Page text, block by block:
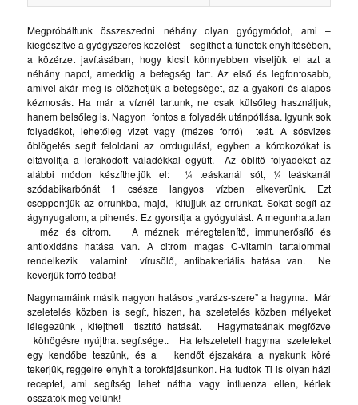
Megpróbáltunk összeszedni néhány olyan gyógymódot, ami –
kiegészítve a gyógyszeres kezelést – segíthet a tünetek enyhítésében,
a közérzet javításában, hogy kicsit könnyebben viseljük el azt a
néhány napot, ameddig a betegség tart. Az első és legfontosabb,
amivel akár meg is előzhetjük a betegséget, az a gyakori és alapos
kézmosás. Ha már a víznél tartunk, ne csak külsőleg használjuk,
hanem belsőleg is. Nagyon fontos a folyadék utánpótlása. Igyunk sok
folyadékot, lehetőleg vizet vagy (mézes forró) teát. A sósvizes
öblögetés segít feloldani az orrdugulást, egyben a kórokozókat is
eltávolítja a lerakódott váladékkal együtt. Az öblítő folyadékot az
alábbi módon készíthetjük el: ¼ teáskanál sót, ¼ teáskanál
szódabikarbónát 1 csésze langyos vízben elkeverünk. Ezt
cseppentjük az orrunkba, majd, kifújjuk az orrunkat. Sokat segít az
ágynyugalom, a pihenés. Ez gyorsítja a gyógyulást. A megunhatatlan
méz és citrom. A méznek méregtelenítő, immunerősítő és
antioxidáns hatása van. A citrom magas C-vitamin tartalommal
rendelkezik valamint vírusölő, antibakteriális hatása van. Ne
keverjük forró teába!
Nagymamáink másik nagyon hatásos „varázs-szere” a hagyma. Már
szeletelés közben is segít, hiszen, ha szeletelés közben mélyeket
lélegezünk , kifejtheti tisztító hatását. Hagymateának megfőzve
köhögésre nyújthat segítséget. Ha felszeletelt hagyma szeleteket
egy kendőbe teszünk, és a kendőt éjszakára a nyakunk köré
tekerjük, reggelre enyhít a torokfájásunkon. Ha tudtok Ti is olyan házi
receptet, ami segítség lehet nátha vagy influenza ellen, kérlek
osszátok meg velünk!